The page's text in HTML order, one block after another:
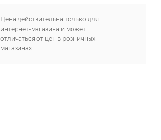
Цена действительна только для
интернет-магазина и может
отличаться от цен в розничных
магазинах